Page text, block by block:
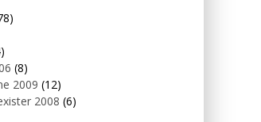
(8)
2009 (12)
2008 (6)